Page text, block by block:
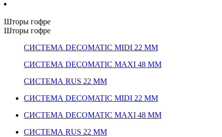
Шторы гофре
Шторы гофре
СИСТЕМА DECOMATIC MIDI 22 ММ
СИСТЕМА DECOMATIC MAXI 48 ММ
СИСТЕМА RUS 22 ММ
СИСТЕМА DECOMATIC MIDI 22 ММ
СИСТЕМА DECOMATIC MAXI 48 ММ
СИСТЕМА RUS 22 ММ